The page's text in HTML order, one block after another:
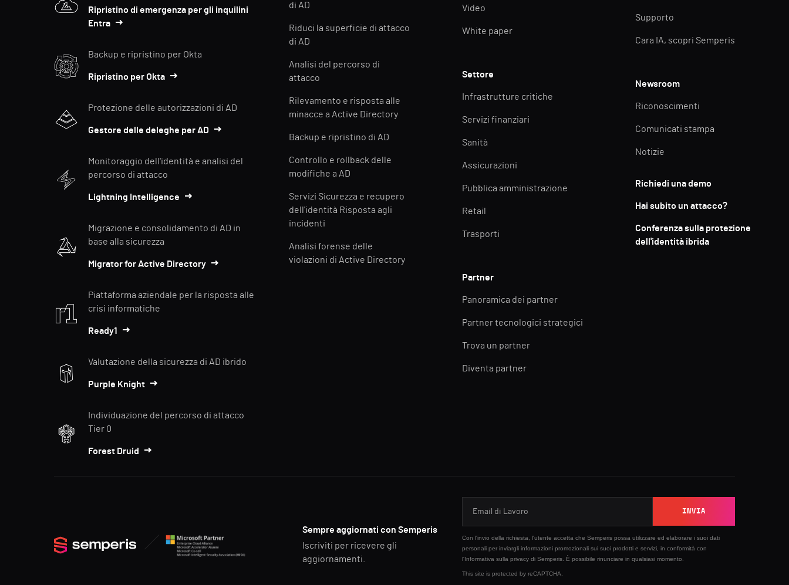
Ripristino di emergenza per gli inquilini
Entra
Backup e ripristino per Okta
Ripristino per Okta
Protezione delle autorizzazioni di AD
Gestore delle deleghe per AD
Monitoraggio dell'identità e analisi del
percorso di attacco
Lightning Intelligence
Migrazione e consolidamento di AD in
base alla sicurezza
Migrator for Active Directory
Piattaforma aziendale per la risposta alle
crisi informatiche
Ready1
Valutazione della sicurezza di AD ibrido
Purple Knight
Individuazione del percorso di attacco
Tier 0
Forest Druid
di AD
Riduci la superficie di attacco
di AD
Analisi del percorso di
attacco
Rilevamento e risposta alle
minacce a Active Directory
Backup e ripristino di AD
Controllo e rollback delle
modifiche a AD
Servizi Sicurezza e recupero
dell'identità Risposta agli
incidenti
Analisi forense delle
violazioni di Active Directory
Video
White paper
Settore
Infrastrutture critiche
Servizi finanziari
Sanità
Assicurazioni
Pubblica amministrazione
Retail
Trasporti
Partner
Panoramica dei partner
Partner tecnologici strategici
Trova un partner
Diventa partner
Supporto
Cara IA, scopri Semperis
Newsroom
Riconoscimenti
Comunicati stampa
Notizie
Richiedi una demo
Hai subito un attacco?
Conferenza sulla protezione
dell'identità ibrida
Sempre aggiornati con Semperis
Iscriviti per ricevere gli
aggiornamenti.
Con l'invio della richiesta, l'utente accetta che Semperis possa utilizzare ed elaborare i suoi dati
personali per inviargli informazioni promozionali sui suoi prodotti e servizi, in conformità con
l'Informativa sulla privacy di Semperis. È possibile rinunciare in qualsiasi momento.
This site is protected by reCAPTCHA.
INVIA